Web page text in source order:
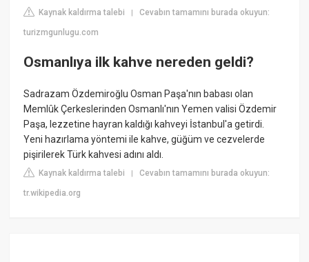
Kaynak kaldırma talebi |Cevabın tamamını burada okuyun:
turizmgunlugu.com
Osmanlıya ilk kahve nereden geldi?
Sadrazam Özdemiroğlu Osman Paşa'nın babası olan
Memlûk Çerkeslerinden Osmanlı'nın Yemen valisi Özdemir
Paşa, lezzetine hayran kaldığı kahveyi İstanbul'a getirdi.
Yeni hazırlama yöntemi ile kahve, güğüm ve cezvelerde
pişirilerek Türk kahvesi adını aldı.
Kaynak kaldırma talebi |Cevabın tamamını burada okuyun:
tr.wikipedia.org